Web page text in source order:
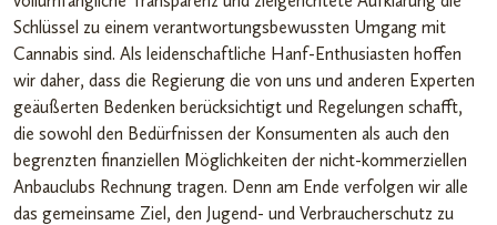
Schlüssel zu einem verantwortungsbewussten Umgang mit
Cannabis sind. Als leidenschaftliche Hanf-Enthusiasten hoffen
wir daher, dass die Regierung die von uns und anderen Experten
geäußerten Bedenken berücksichtigt und Regelungen schafft,
die sowohl den Bedürfnissen der Konsumenten als auch den
begrenzten finanziellen Möglichkeiten der nicht-kommerziellen
Anbauclubs Rechnung tragen. Denn am Ende verfolgen wir alle
das gemeinsame Ziel, den Jugend- und Verbraucherschutz zu